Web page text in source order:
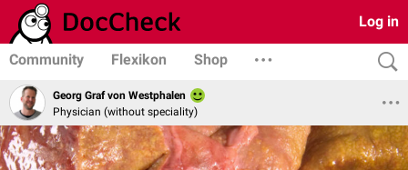
Log in
Community Flexikon Shop
Georg Graf von Westphalen
Physician (without speciality)